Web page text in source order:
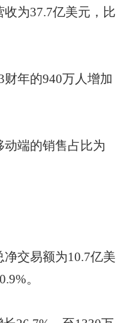
为37.7亿美元，比
年的940万人增加
端的销售占比为
交易额为10.7亿美
。